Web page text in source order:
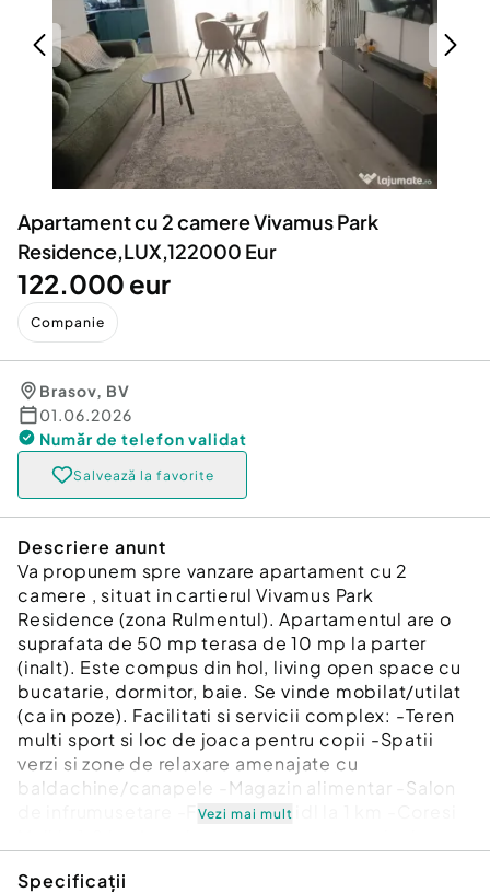
Servicii
Animale de companie
Afaceri și echipamente profesionale
Inchiriere Bunuri si Vehicule
Utilaje agricole si industriale
Piese auto si accesorii
Dacia Duster
Apartament cu 2 camere Vivamus Park
Residence,LUX,122000 Eur
122.000 eur
Companie
Brasov, BV
01.06.2026
Număr de telefon validat
Salvează la favorite
Descriere anunt
Va propunem spre vanzare apartament cu 2
camere , situat in cartierul Vivamus Park
Residence (zona Rulmentul). Apartamentul are o
suprafata de 50 mp terasa de 10 mp la parter
(inalt). Este compus din hol, living open space cu
bucatarie, dormitor, baie. Se vinde mobilat/utilat
(ca in poze). Facilitati si servicii complex: -Teren
multi sport si loc de joaca pentru copii -Spatii
verzi si zone de relaxare amenajate cu
baldachine/canapele -Magazin alimentar -Salon
de infrumusetare -Farmacie -Lidl la 1 km -Coresi
Vezi mai mult
Specificații